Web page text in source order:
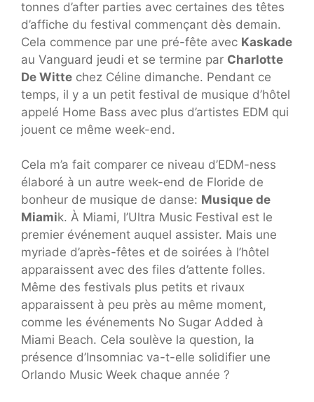
tonnes d’after parties avec certaines des têtes
d’affiche du festival commençant dès demain.
Cela commence par une pré-fête avec Kaskade
au Vanguard jeudi et se termine par Charlotte
De Witte chez Céline dimanche. Pendant ce
temps, il y a un petit festival de musique d’hôtel
appelé Home Bass avec plus d’artistes EDM qui
jouent ce même week-end.
Cela m’a fait comparer ce niveau d’EDM-ness
élaboré à un autre week-end de Floride de
bonheur de musique de danse: Musique de
Miamik. À Miami, l’Ultra Music Festival est le
premier événement auquel assister. Mais une
myriade d’après-fêtes et de soirées à l’hôtel
apparaissent avec des files d’attente folles.
Même des festivals plus petits et rivaux
apparaissent à peu près au même moment,
comme les événements No Sugar Added à
Miami Beach. Cela soulève la question, la
présence d’Insomniac va-t-elle solidifier une
Orlando Music Week chaque année ?